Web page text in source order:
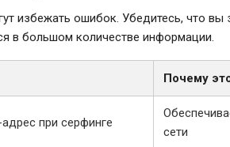
избежать ошибок. Убедитесь, что вы
в большом количестве информации.
Почему
при серфинге
сети